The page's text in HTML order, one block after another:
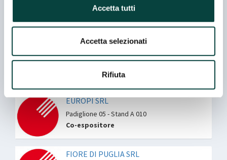
Accetta tutti
Accetta selezionati
Rifiuta
Padiglione 06 - Stand H 057
EDIZIONI PUBBLICITA' ITALIA SRL
Padiglione 02 - Stand L 047
EUROPI SRL
Padiglione 05 - Stand A 010
Co-espositore
FIORE DI PUGLIA SRL